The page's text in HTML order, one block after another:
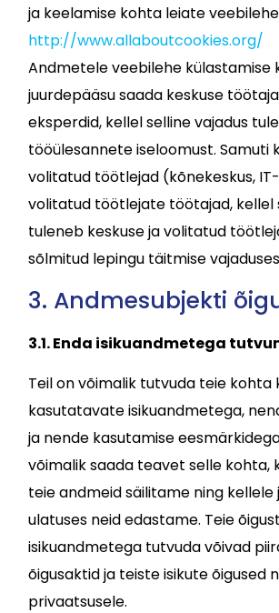
ja keelamise kohta leiate
http://www.allaboutcookies.org/
Andmetele veebilehe külastamise
juurdepääsu saada keskuse
eksperdid, kellel selline vajadus
tööülesannete iseloomust. Samuti
volitatud töötlejad (kõnekeskus,
volitatud töötlejate töötajad, kellel
tuleneb keskuse ja volitatud
sõlmitud lepingu täitmise
3. Andmesubjekti
3.1. Enda isikuandmetega
Teil on võimalik tutvuda teie kohta
kasutatavate isikuandmetega,
ja nende kasutamise
võimalik saada teavet selle kohta,
teie andmeid säilitame ning kellele
ulatuses neid edastame. Teie
isikuandmetega tutvuda võivad
õigusaktid ja teiste isikute õigused
privaatsusele.